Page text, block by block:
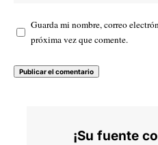
Guarda mi nombre, correo
próxima vez que comente.
¡Su fuente